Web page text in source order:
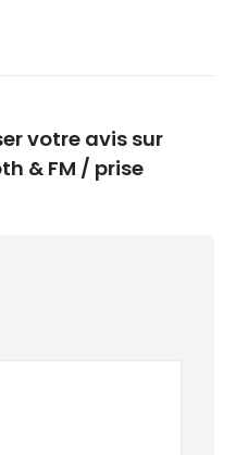
votre avis sur
& FM / prise